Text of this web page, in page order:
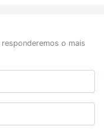
o mais